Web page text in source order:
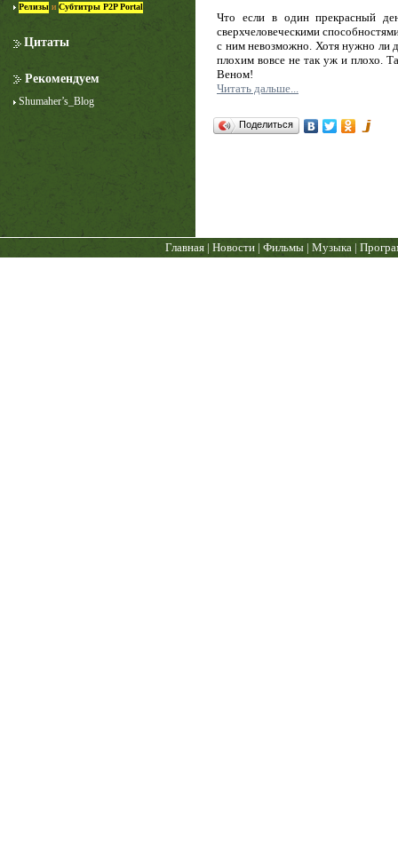
Релизы и Субтитры P2P Portal
Цитаты
Рекомендуем
Shumaher’s_Blog
Лучше звоните Солу
Что если в один прекрасный
сверхчеловеческими
с ним невозможно. Хотя нужно ли
плохим вовсе не так уж и плохо.
Веном!
Читать дальше...
Поделиться
Главная |Новости |Фильмы |Музыка |